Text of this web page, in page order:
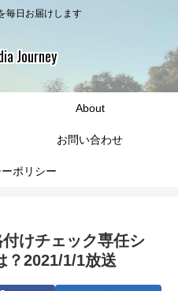
毎日お届けします
Journey
About
お問い合わせ
ポリシー
けチェック専任シ
？2021/1/1放送